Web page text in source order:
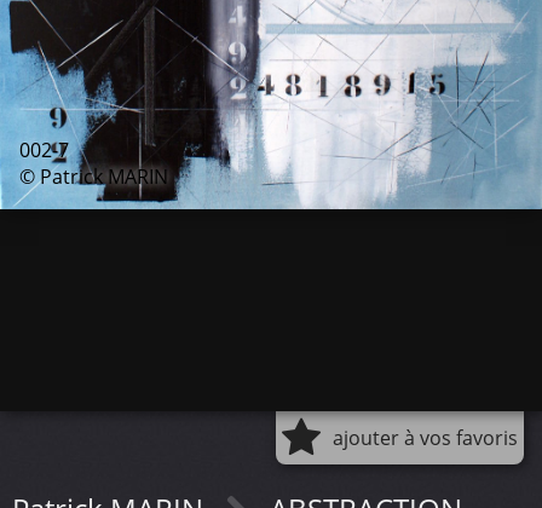
002-7
© Patrick MARIN
ajouter à vos favoris